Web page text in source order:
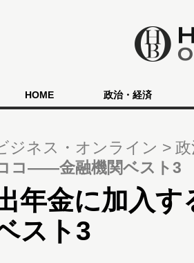
HOME 政治・経済
ジネス・オンライン
コ――金融機関ベスト3
年金に加入
スト3